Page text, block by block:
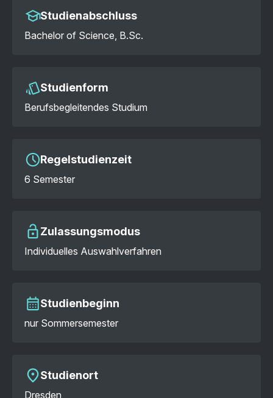
Studienabschluss
Bachelor of Science, B.Sc.
Studienform
Berufsbegleitendes Studium
Regelstudienzeit
6 Semester
Zulassungsmodus
Individuelles Auswahlverfahren
Studienbeginn
nur Sommersemester
Studienort
Dresden